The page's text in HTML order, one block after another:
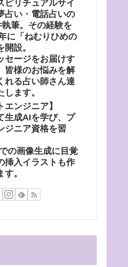
ピリチュアルサイ
占い・電話占いの
筆。その経験を
に「ねむりひめの
設。
セージをお届けす
皆様のお悩みを解
れる占い師さん達
します。
エンジニア】
生成AIを学び、プ
ジニア資格を習
の画像生成に目覚
挿入イラストも作
。